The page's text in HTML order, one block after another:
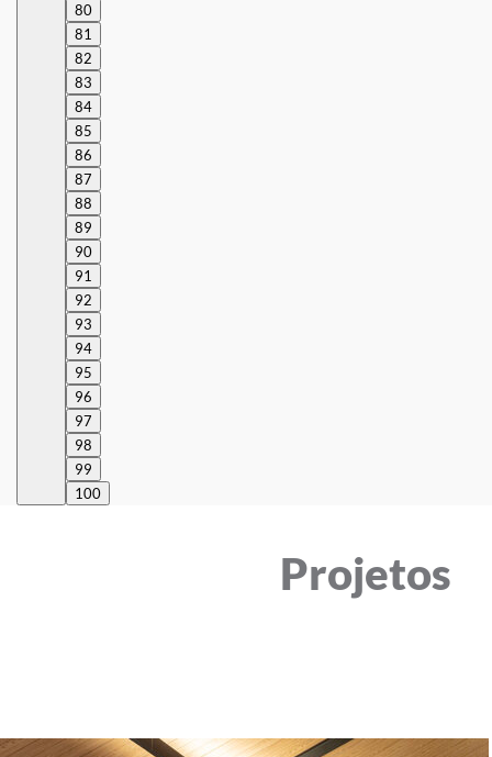
80
81
82
83
84
85
86
87
88
89
90
91
92
93
94
95
96
97
98
99
100
Projetos